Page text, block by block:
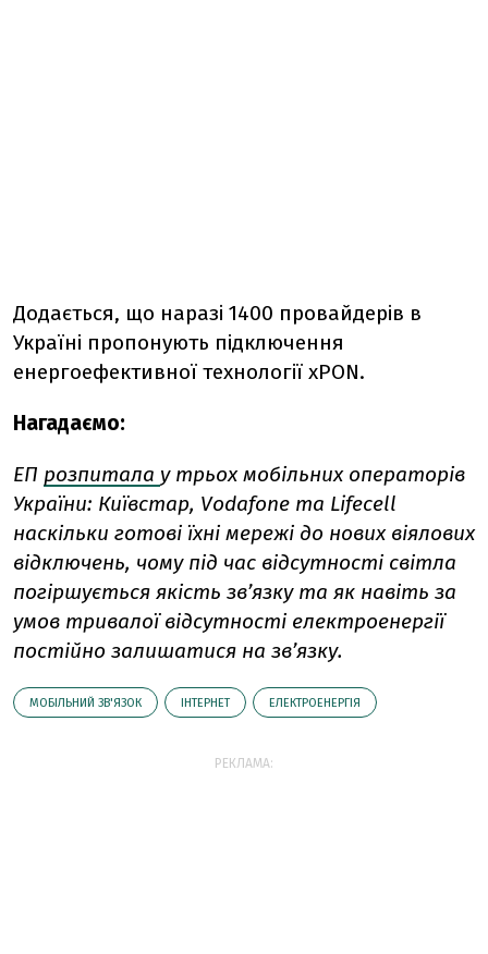
Додається, що наразі 1400 провайдерів в
Україні пропонують підключення
енергоефективної технології xPON.
Нагадаємо:
ЕП розпитала у трьох мобільних операторів
України: Київстар, Vodafone та Lifecell
наскільки готові їхні мережі до нових віялових
відключень, чому під час відсутності світла
погіршується якість зв’язку та як навіть за
умов тривалої відсутності електроенергії
постійно залишатися на зв’язку.
МОБІЛЬНИЙ ЗВ'ЯЗОК ІНТЕРНЕТ ЕЛЕКТРОЕНЕРГІЯ
РЕКЛАМА: